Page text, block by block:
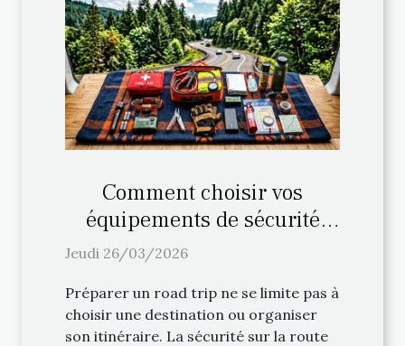
Comment choisir vos
équipements de sécurité
pour un road trip ?
Jeudi 26/03/2026
Préparer un road trip ne se limite pas à
choisir une destination ou organiser
son itinéraire. La sécurité sur la route